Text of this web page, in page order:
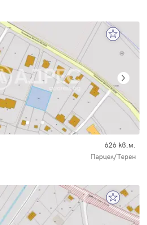
626 кв.м.
Парцел/Терен